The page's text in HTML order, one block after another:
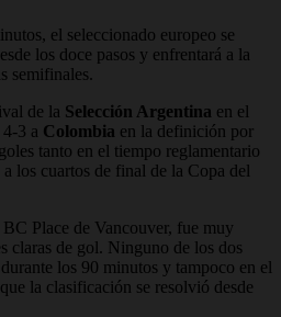
el seleccionado europeo se
los doce pasos y enfrentará a la
semifinales.
de la Selección Argentina en el
3 a Colombia en la definición por
tanto en el tiempo reglamentario
los cuartos de final de la Copa del
Place de Vancouver, fue muy
claras de gol. Ninguno de los dos
los 90 minutos y tampoco en el
la clasificación se resolvió desde